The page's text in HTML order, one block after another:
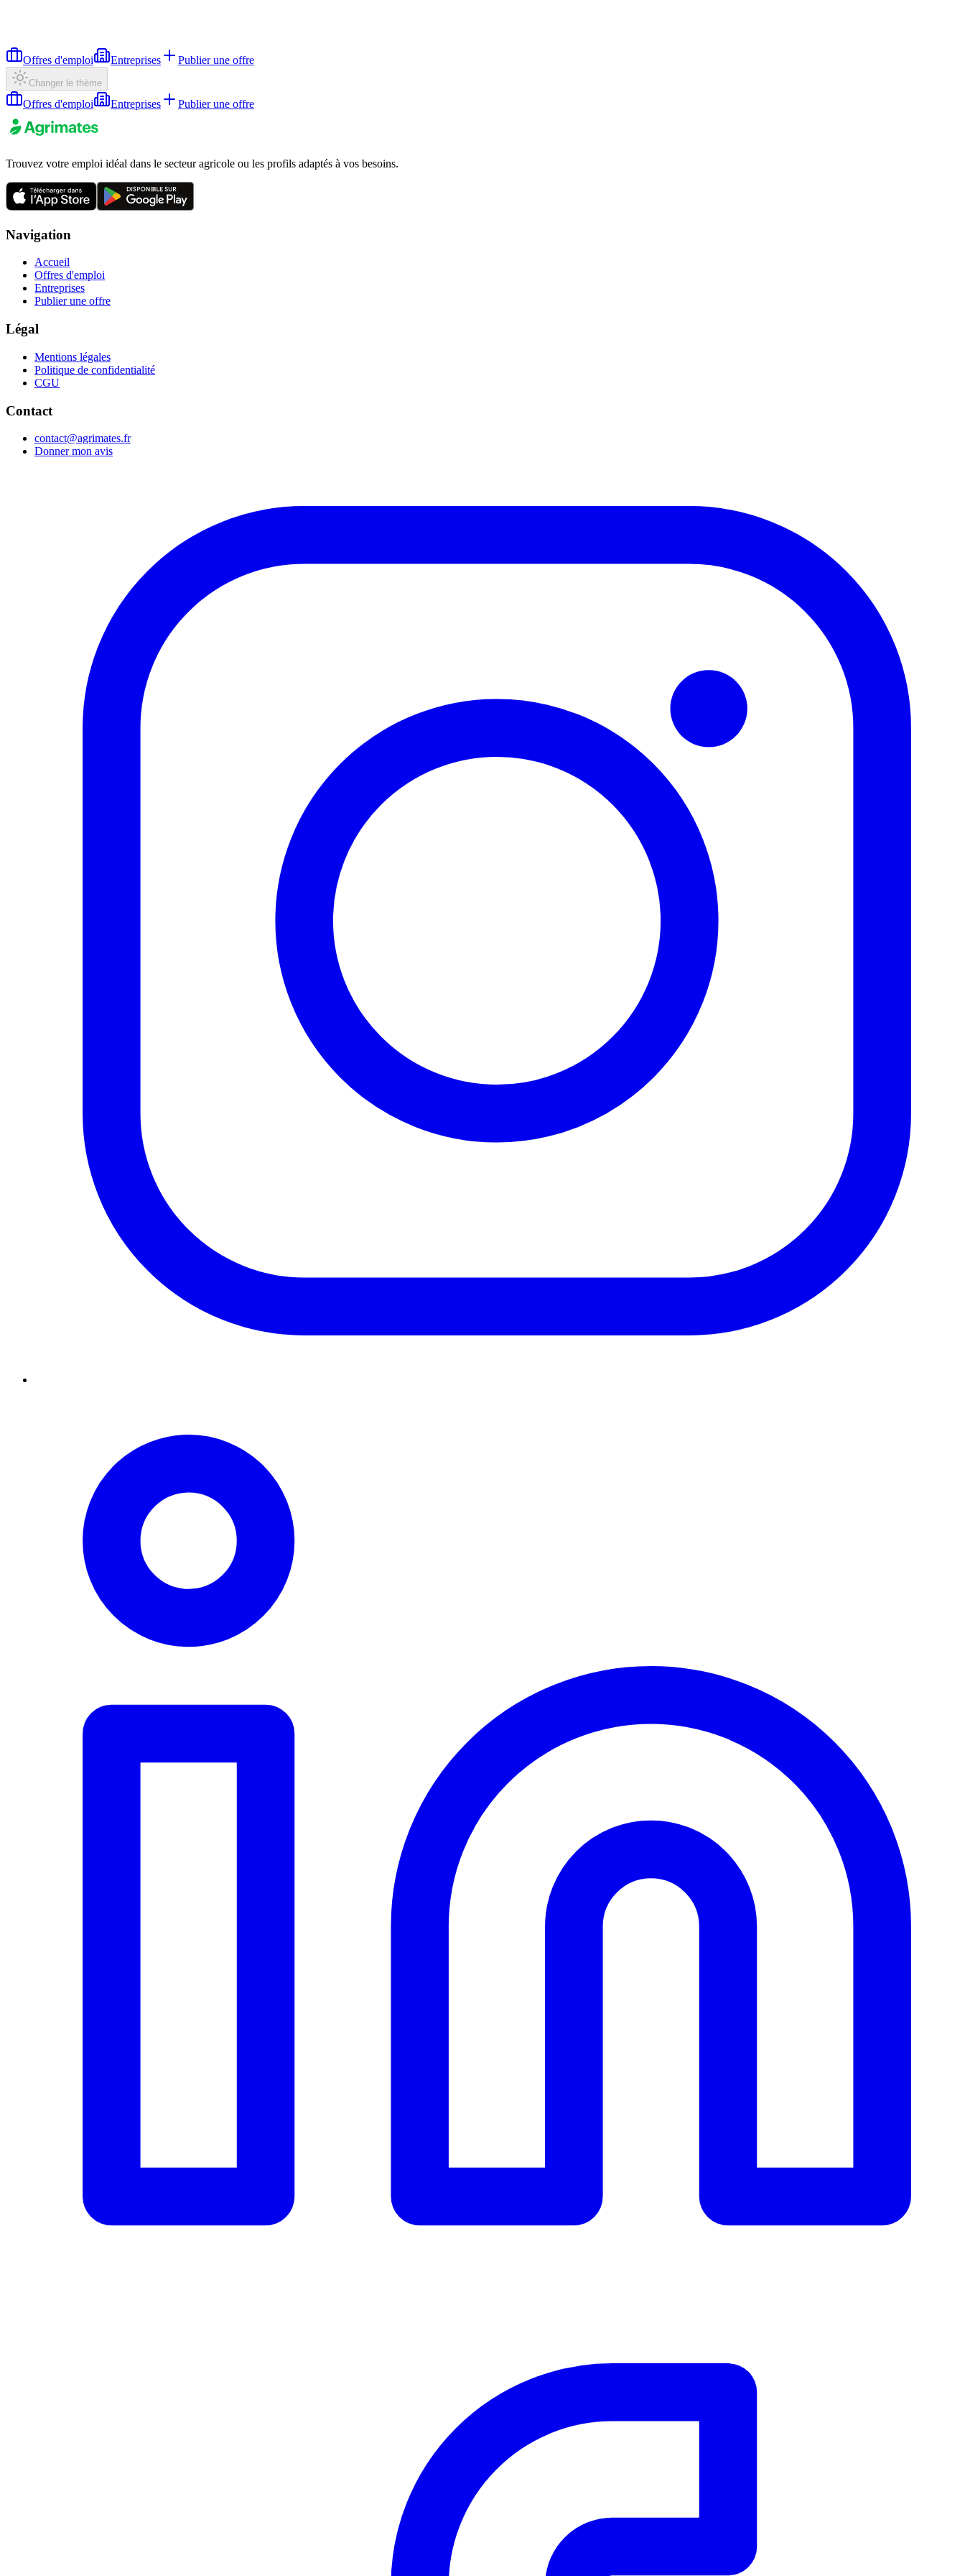
Offres d'emploi Entreprises Publier une offre
Changer le thème
Offres d'emploi Entreprises Publier une offre
Trouvez votre emploi idéal dans le secteur agricole ou les profils adaptés à vos besoins.
Navigation
Accueil
Offres d'emploi
Entreprises
Publier une offre
Légal
Mentions légales
Politique de confidentialité
CGU
Contact
contact@agrimates.fr
Donner mon avis